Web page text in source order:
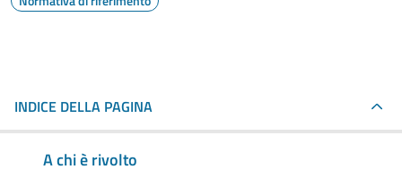
INDICE DELLA PAGINA
A chi è rivolto